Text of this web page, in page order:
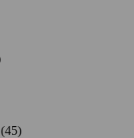
(45)